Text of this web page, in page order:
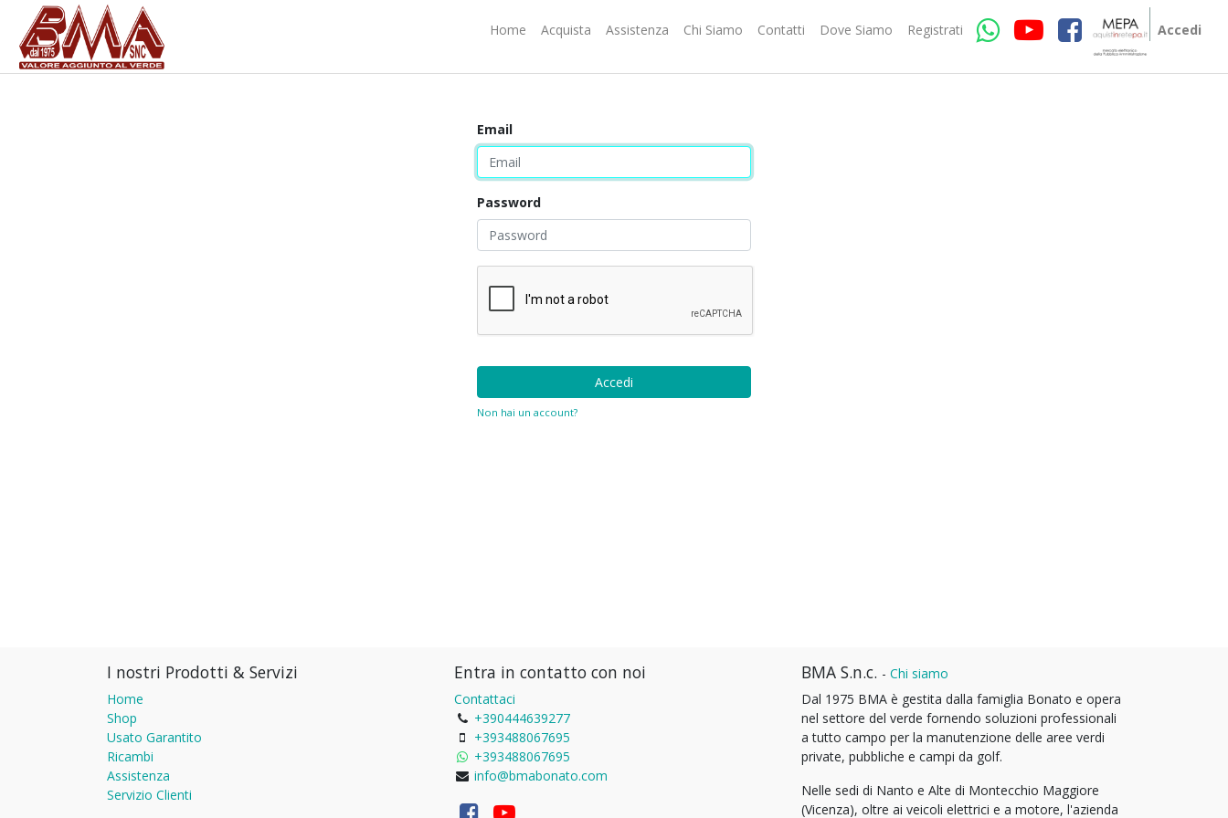
Home Acquista Assistenza Chi Siamo Contatti Dove Siamo Registrati Accedi
Email
Password
Accedi
Non hai un account?
I nostri Prodotti & Servizi
Home
Shop
Usato Garantito
Ricambi
Assistenza
Servizio Clienti
Entra in contatto con noi
Contattaci
+390444639277
+393488067695
+393488067695
info@bmabonato.com
BMA S.n.c. - Chi siamo
Dal 1975 BMA è gestita dalla famiglia Bonato e opera
nel settore del verde fornendo soluzioni professionali
a tutto campo per la manutenzione delle aree verdi
private, pubbliche e campi da golf.
Nelle sedi di Nanto e Alte di Montecchio Maggiore
(Vicenza), oltre ai veicoli elettrici e a motore, l'azienda